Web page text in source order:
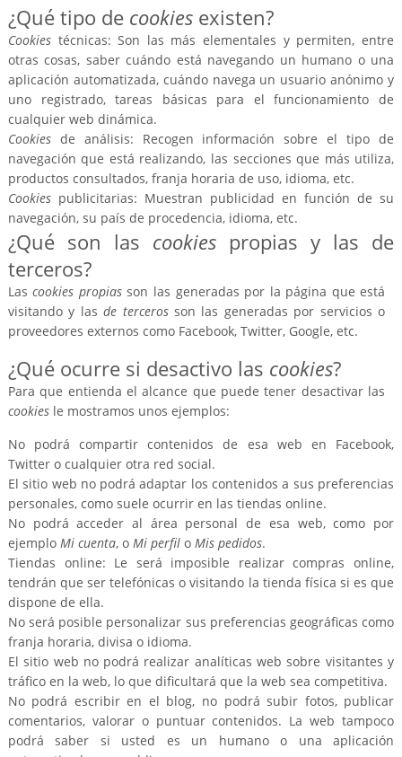
¿Qué tipo de cookiesexisten?
Cookiestécnicas: Son las más elementales y permiten, entre
otras cosas, saber cuándo está navegando un humano o una
aplicación automatizada, cuándo navega un usuario anónimo y
uno registrado, tareas básicas para el funcionamiento de
cualquier web dinámica.
Cookiesde análisis: Recogen información sobre el tipo de
navegación que está realizando, las secciones que más utiliza,
productos consultados, franja horaria de uso, idioma, etc.
Cookiespublicitarias: Muestran publicidad en función de su
navegación, su país de procedencia, idioma, etc.
¿Qué son las cookies propias y las de
terceros?
Lascookies propiasson las generadas por la página que está
visitando y lasde tercerosson las generadas por servicios o
proveedores externos como Facebook, Twitter, Google, etc.
¿Qué ocurre si desactivo las cookies?
Para que entienda el alcance que puede tener desactivar las
cookiesle mostramos unos ejemplos:
No podrá compartir contenidos de esa web en Facebook,
Twitter o cualquier otra red social.
El sitio web no podrá adaptar los contenidos a sus preferencias
personales, como suele ocurrir en las tiendas online.
No podrá acceder al área personal de esa web, como por
ejemplo Mi cuenta, o Mi perfilo Mis pedidos.
Tiendas online: Le será imposible realizar compras online,
tendrán que ser telefónicas o visitando la tienda física si es que
dispone de ella.
No será posible personalizar sus preferencias geográficas como
franja horaria, divisa o idioma.
El sitio web no podrá realizar analíticas web sobre visitantes y
tráfico en la web, lo que dificultará que la web sea competitiva.
No podrá escribir en el blog, no podrá subir fotos, publicar
comentarios, valorar o puntuar contenidos. La web tampoco
podrá saber si usted es un humano o una aplicación